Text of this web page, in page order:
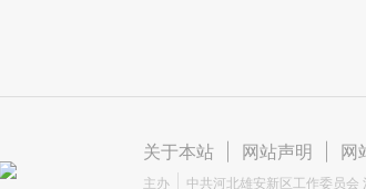
关于本站 网站声明 网
主办 中共河北雄安新区工作委员会